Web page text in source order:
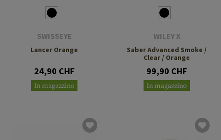
SWISSEYE
Lancer Orange
24,90 CHF
In magazzino
WILEY X
Saber Advanced Smoke /
Clear / Orange
99,90 CHF
In magazzino